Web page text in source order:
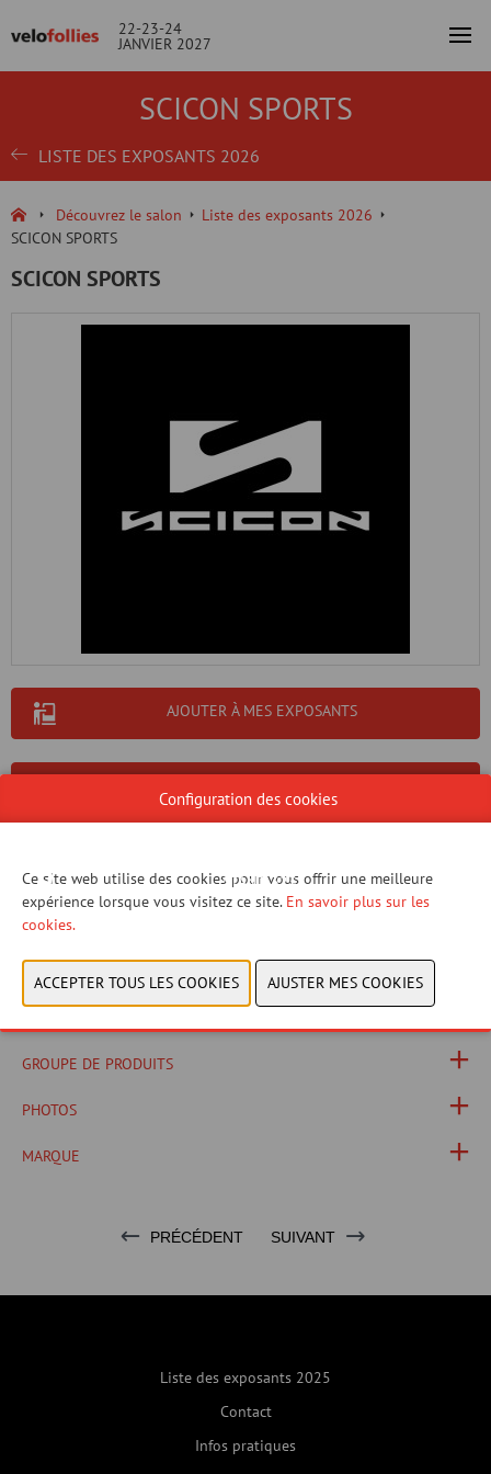
22-23-24
JANVIER 2027
SCICON SPORTS
LISTE DES EXPOSANTS 2026
Découvrez le salon
Liste des exposants 2026
SCICON SPORTS
SCICON SPORTS
AJOUTER À MES EXPOSANTS
STAND 323
GROUPE DE PRODUITS
PHOTOS
MARQUE
PRÉCÉDENT SUIVANT
Liste des exposants 2025
Contact
Infos pratiques
Configuration des cookies
Ce site web utilise des cookies pour vous offrir une meilleure
expérience lorsque vous visitez ce site. En savoir plus sur les
cookies.